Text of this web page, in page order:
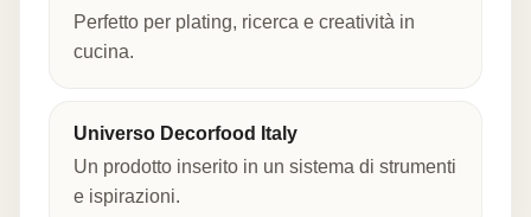
Perfetto per plating, ricerca e creatività in
cucina.
Universo Decorfood Italy
Un prodotto inserito in un sistema di strumenti
e ispirazioni.